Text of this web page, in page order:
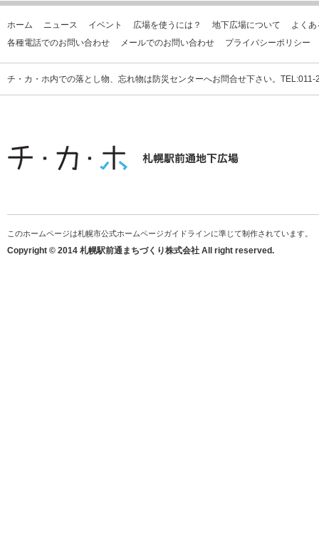
ホーム ニュース イベント 広場を使うには？ 地下広場について
よく
各種電話でのお問い合わせ
メールでのお問い合わせ プライバシーポリシー
チ・カ・ホ内での落とし物、忘れ物は防災センターへお問合せ下さい。
このホームページは札幌市公式ホームページガイドラインに準じて制作されています。
Copyright © 2014 札幌駅前通まちづくり株式会社 All right reserved.